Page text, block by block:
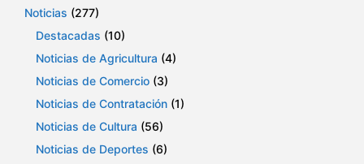
Noticias (277)
Destacadas (10)
Noticias de Agricultura (4)
Noticias de Comercio (3)
Noticias de Contratación (1)
Noticias de Cultura (56)
Noticias de Deportes (6)